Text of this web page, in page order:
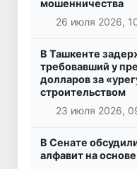
мошенничества
26 июля 2026,
В Ташкенте
требовавший у
долларов за
строительством
23 июля 2026,
В Сенате
алфавит на